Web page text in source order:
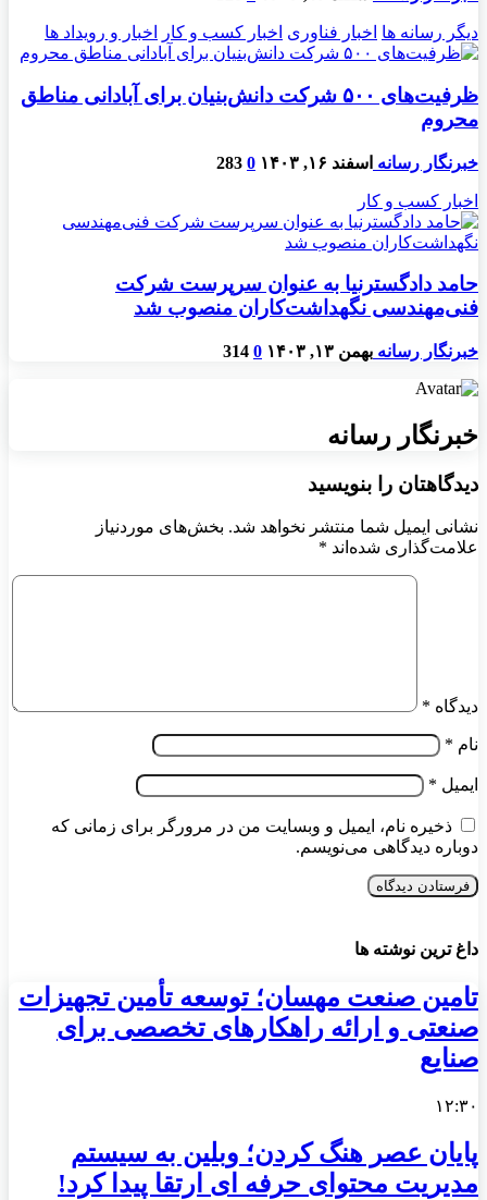
دیگر رسانه ها اخبار فناوری اخبار کسب و کار اخبار و رویداد ها
ظرفیت‌های ۵۰۰ شرکت دانش‌بنیان برای آبادانی مناطق
محروم
خبرنگار رسانه اسفند ۱۶, ۱۴۰۳ 0
283
اخبار کسب و کار
حامد دادگسترنیا به عنوان سرپرست شرکت
فنی‌مهندسی نگهداشت‌کاران منصوب شد
خبرنگار رسانه بهمن ۱۳, ۱۴۰۳ 0
314
خبرنگار رسانه
دیدگاهتان را بنویسید
نشانی ایمیل شما منتشر نخواهد شد. بخش‌های موردنیاز
علامت‌گذاری شده‌اند *
دیدگاه *
نام *
ایمیل *
ذخیره نام، ایمیل و وبسایت من در مرورگر برای زمانی که
دوباره دیدگاهی می‌نویسم.
داغ ترین نوشته ها
تامین صنعت مهسان؛ توسعه تأمین تجهیزات
صنعتی و ارائه راهکارهای تخصصی برای
صنایع
۱۲:۳۰
پایان عصر هنگ کردن؛ وبلین به سیستم
مدیریت محتوای حرفه ای ارتقا پیدا کرد!